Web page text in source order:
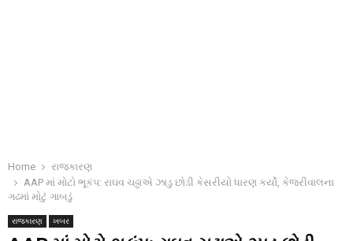
Home
રાજકારણ
AAP માં મોટો ભૂકંપ: રાઘવ ચઢ્ઢાએ ઝાડુ છોડી કેસરીયો ધારણ કર્યો, કેજરીવાલના
ગઢમાં મોટું ગાબડું
રાજકારણ ખબર